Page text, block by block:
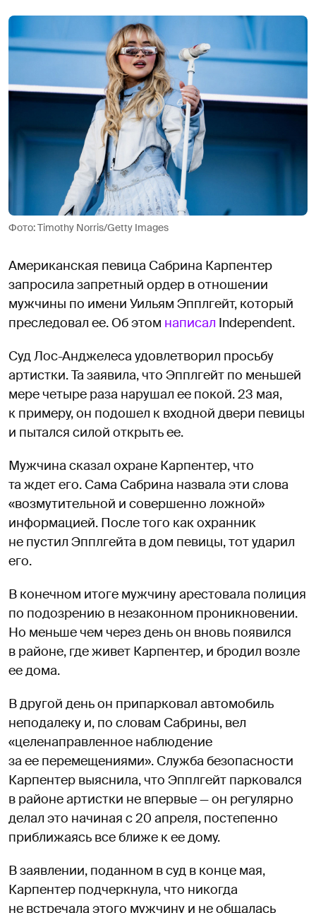
Фото: Timothy Norris/Getty Images
Американская певица Сабрина Карпентер
запросила запретный ордер в отношении
мужчины по имени Уильям Эпплгейт, который
преследовал ее. Об этом написал Independent.
Суд Лос-Анджелеса удовлетворил просьбу
артистки. Та заявила, что Эпплгейт по меньшей
мере четыре раза нарушал ее покой. 23 мая,
к примеру, он подошел к входной двери певицы
и пытался силой открыть ее.
Мужчина сказал охране Карпентер, что
та ждет его. Сама Сабрина назвала эти слова
«возмутительной и совершенно ложной»
информацией. После того как охранник
не пустил Эпплгейта в дом певицы, тот ударил
его.
В конечном итоге мужчину арестовала полиция
по подозрению в незаконном проникновении.
Но меньше чем через день он вновь появился
в районе, где живет Карпентер, и бродил возле
ее дома.
В другой день он припарковал автомобиль
неподалеку и, по словам Сабрины, вел
«целенаправленное наблюдение
за ее перемещениями». Служба безопасности
Карпентер выяснила, что Эпплгейт парковался
в районе артистки не впервые — он регулярно
делал это начиная с 20 апреля, постепенно
приближаясь все ближе к ее дому.
В заявлении, поданном в суд в конце мая,
Карпентер подчеркнула, что никогда
не встречала этого мужчину и не общалась